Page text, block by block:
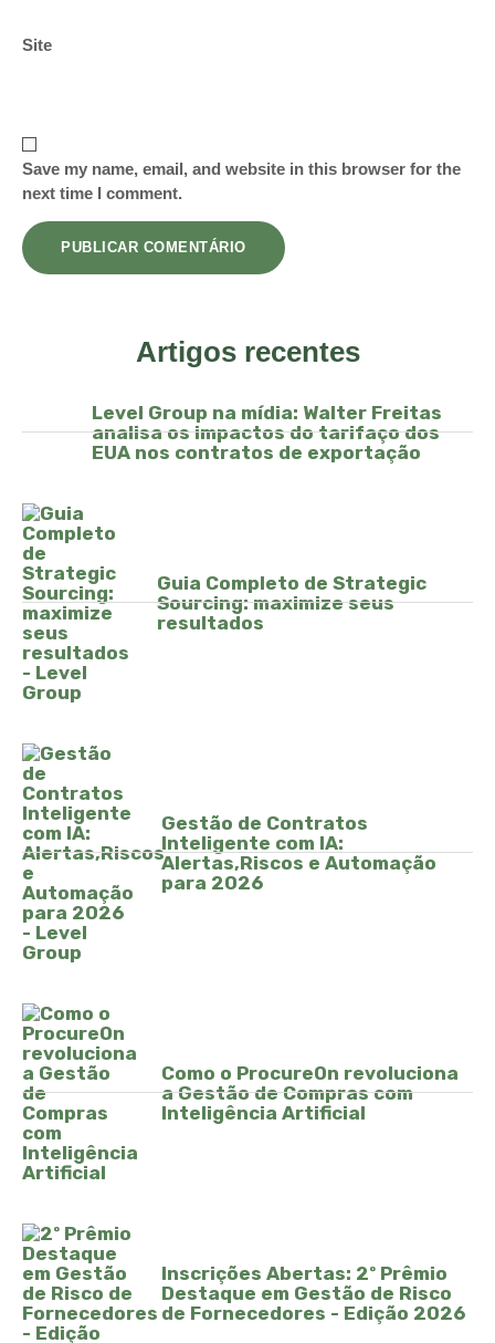
Site
Save my name, email, and website in this browser for the
next time I comment.
Artigos recentes
Level Group na mídia: Walter Freitas
analisa os impactos do tarifaço dos
EUA nos contratos de exportação
Guia Completo de Strategic
Sourcing: maximize seus
resultados
Gestão de Contratos
Inteligente com IA:
Alertas,Riscos e Automação
para 2026
Como o ProcureOn revoluciona
a Gestão de Compras com
Inteligência Artificial
Inscrições Abertas: 2º Prêmio
Destaque em Gestão de Risco
de Fornecedores - Edição 2026